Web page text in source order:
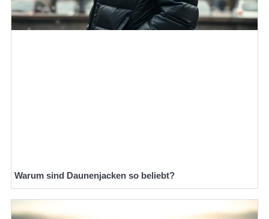
Warum sind Daunenjacken so beliebt?